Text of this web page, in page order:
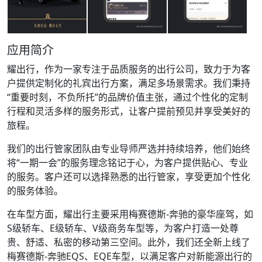
应用简介
耀出行，作为一家专注于品质服务的出行公司，致力于为客
户提供定制化的礼宾出行方案，满足多场景需求。我们秉持
“重要时刻，不负所托”的品牌价值主张，通过个性化的定制
行程和灵活多样的服务形式，让客户提前预见并享受美好的
旅程。
我们的出行管家团队由专业导师严选并持续培养，他们始终
将“一期一会”的服务理念铭记于心，为客户提供贴心、专业
的服务。客户还可以选择熟悉的出行管家，享受更加个性化
的服务体验。
在车型方面，耀出行主要采用梅赛德斯-奔驰的豪华座驾，如
S级轿车、E级轿车、V级商务车型等，为客户打造一处尊
贵、舒适、私密的移动第三空间。此外，我们还全新上线了
梅赛德斯-奔驰EQS、EQE车型，以满足客户对新能源出行的